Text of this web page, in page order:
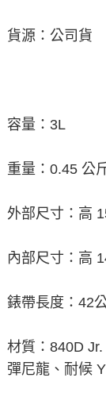
貨源：公司貨
容量：3L
重量：0.45 公
外部尺寸：高
內部尺寸：高
錶帶長度：42
材質：840D
彈尼龍、耐候